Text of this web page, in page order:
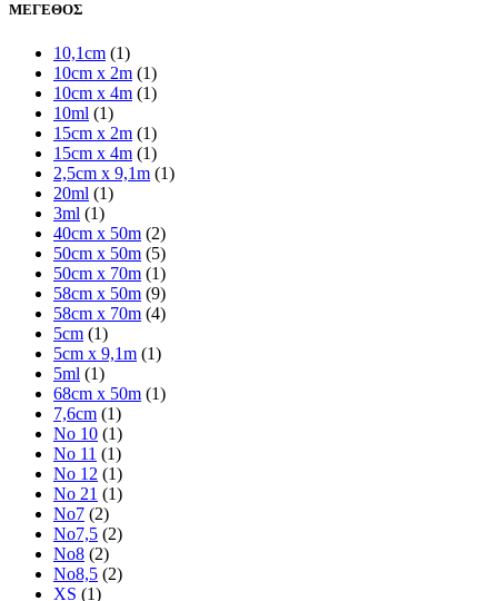
ΜΕΓΕΘΟΣ
10,1cm (1)
10cm x 2m (1)
10cm x 4m (1)
10ml (1)
15cm x 2m (1)
15cm x 4m (1)
2,5cm x 9,1m (1)
20ml (1)
3ml (1)
40cm x 50m (2)
50cm x 50m (5)
50cm x 70m (1)
58cm x 50m (9)
58cm x 70m (4)
5cm (1)
5cm x 9,1m (1)
5ml (1)
68cm x 50m (1)
7,6cm (1)
No 10 (1)
No 11 (1)
No 12 (1)
No 21 (1)
No7 (2)
No7,5 (2)
No8 (2)
No8,5 (2)
XS (1)